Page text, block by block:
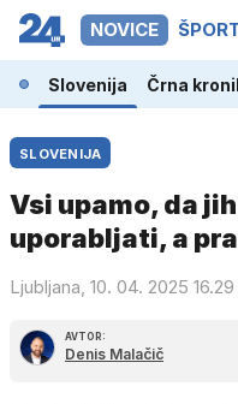
NOVICE
Slovenija Črna
SLOVENIJA
Vsi upamo, da
uporabljati, a
Ljubljana, 10. 04. 2025 16.29
AVTOR:
Denis Malačič